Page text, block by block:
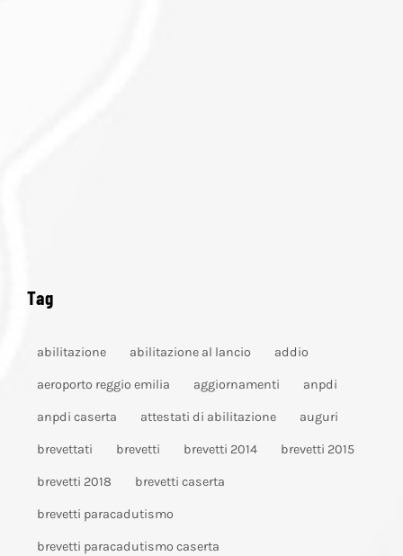
Tag
abilitazione abilitazione al lancio addio
aeroporto reggio emilia aggiornamenti anpdi
anpdi caserta attestati di abilitazione auguri
brevettati brevetti brevetti 2014 brevetti 2015
brevetti 2018 brevetti caserta
brevetti paracadutismo
brevetti paracadutismo caserta